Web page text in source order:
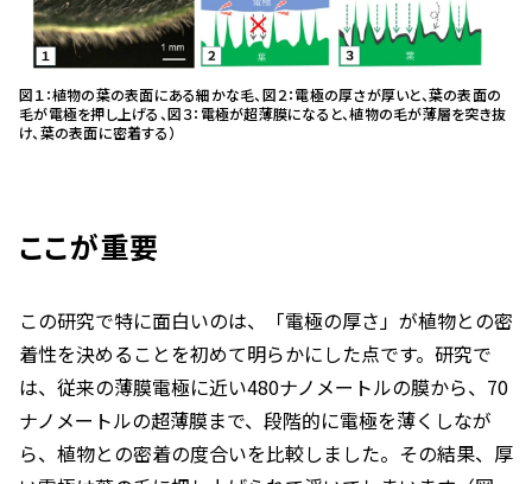
図１：植物の葉の表面にある細かな毛、図２：電極の厚さが厚いと、葉の表面の
毛が電極を押し上げる、図３：電極が超薄膜になると、植物の毛が薄層を突き抜
け、葉の表面に密着する）
ここが重要
この研究で特に面白いのは、「電極の厚さ」が植物との密
着性を決めることを初めて明らかにした点です。研究で
は、従来の薄膜電極に近い480ナノメートルの膜から、70
ナノメートルの超薄膜まで、段階的に電極を薄くしなが
ら、植物との密着の度合いを比較しました。その結果、厚